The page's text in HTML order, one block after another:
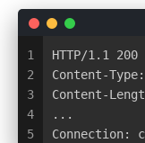
1
2
3
4
5
HTTP/1.1 200
Content-
Content-
...
Connection: